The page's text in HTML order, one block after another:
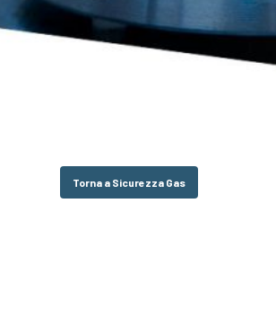
Torna a Sicurezza Gas